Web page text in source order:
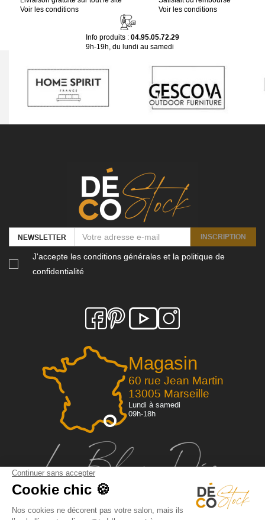
Voir les conditions
Voir les conditions
Info produits : 04.95.05.72.29
9h-19h, du lundi au samedi
Magasin
60 rue Jean Martin
13005 Marseille
Lundi à samedi
09h-18h
NEWSLETTER INSCRIPTION
J'accepte les conditions générales et la politique de
confidentialité